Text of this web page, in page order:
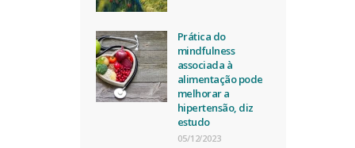
Prática do
mindfulness
associada à
alimentação pode
melhorar a
hipertensão, diz
estudo
05/12/2023